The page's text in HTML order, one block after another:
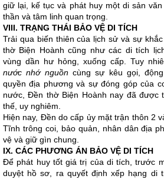
giữ lại, kế tục và phát huy một di sản
thần và tâm linh quan trọng.
VIII. TRẠNG THÁI BẢO VỆ DI TÍCH
Trải qua biến thiên của lịch sử và sự
thờ Biện Hoành cũng như các di tích
vùng dần hư hỏng, xuống cấp. Tuy
nước nhớ nguồncùng sự kêu gọi,
quyền địa phương và sự đóng góp của
nước, Đền thờ Biện Hoành nay đã được
thế, uy nghiêm.
Hiện nay, Đền do cấp ủy mặt trận thôn 2
Tĩnh trông coi, bảo quản, nhân dân địa
vệ và giữ gìn chung.
IX. CÁC PHƯƠNG ÁN BẢO VỆ DI TÍCH
Để phát huy tốt giá trị của di tích, trước
duyệt hồ sơ, ra quyết định xếp hạng di